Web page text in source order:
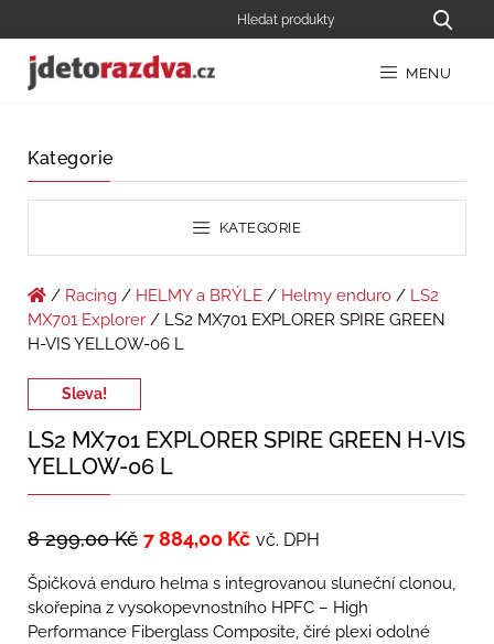
MENU
Kategorie
KATEGORIE
/ Racing / HELMY a BRÝLE / Helmy enduro / LS2
MX701 Explorer / LS2 MX701 EXPLORER SPIRE GREEN
H-VIS YELLOW-06 L
Sleva!
LS2 MX701 EXPLORER SPIRE GREEN H-VIS
YELLOW-06 L
8 299,00Kč 7 884,00 Kč vč. DPH
Špičková enduro helma s integrovanou sluneční clonou,
skořepina z vysokopevnostního HPFC – High
Performance Fiberglass Composite, čiré plexi odolné